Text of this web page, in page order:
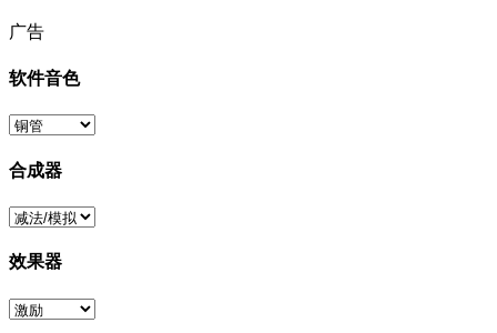
广告
软件音色
合成器
效果器